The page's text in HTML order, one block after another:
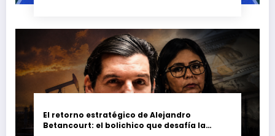
El retorno estratégico de Alejandro
Betancourt: el bolichico que desafía la